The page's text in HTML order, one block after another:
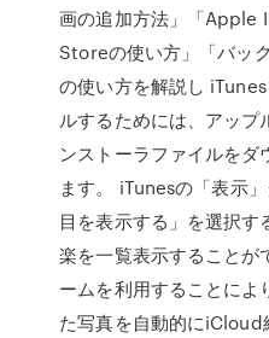
画の追加方法」「Apple
Storeの使い方」「バッ
の使い方を解説し
ルするためには、アップ
ンストーラファイルをダ
ます。 iTunesの「表示
目を表示する」を選択
楽を一覧表示することが
ームを利用することによ
た写真を自動的に